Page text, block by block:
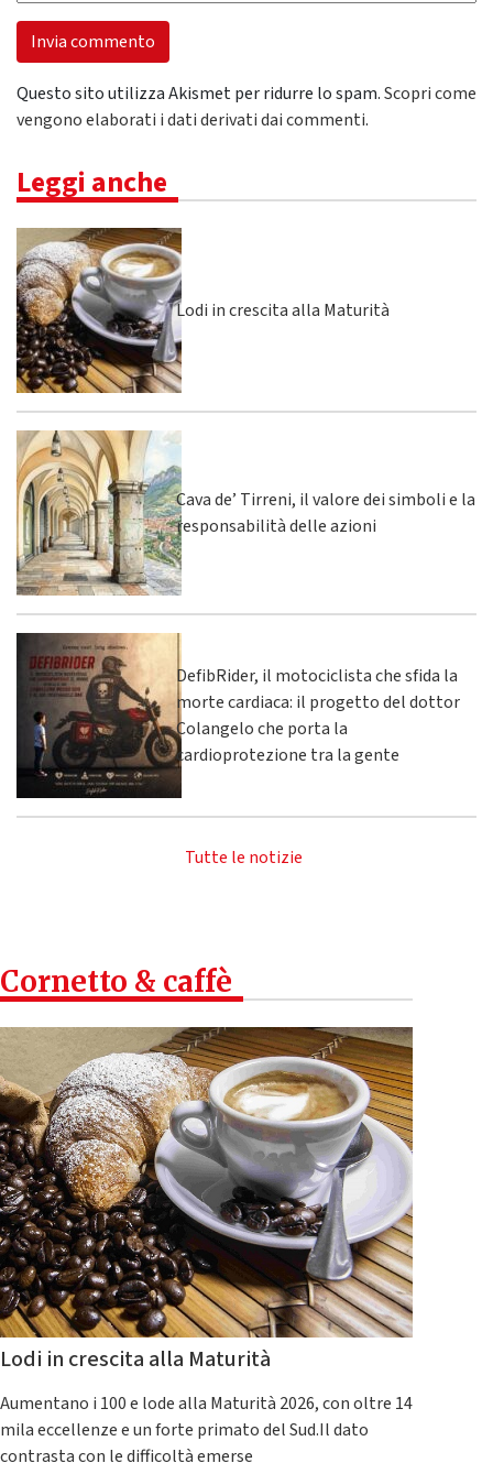
Questo sito utilizza Akismet per ridurre lo spam.Scopri come
vengono elaborati i dati derivati dai commenti.
Leggi anche
Lodi in crescita alla Maturità
Cava de’ Tirreni, il valore dei simboli e la
responsabilità delle azioni
DefibRider, il motociclista che sfida la
morte cardiaca: il progetto del dottor
Colangelo che porta la
cardioprotezione tra la gente
Tutte le notizie
Cornetto & caffè
Lodi in crescita alla Maturità
Aumentano i 100 e lode alla Maturità 2026, con oltre 14
mila eccellenze e un forte primato del Sud.Il dato
contrasta con le difficoltà emerse